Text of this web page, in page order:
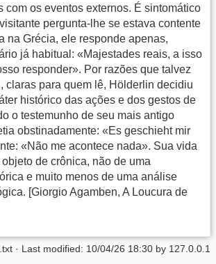
com os eventos externos. É sintomático
pergunta-lhe se estava contente
na Grécia, ele responde apenas,
já habitual: «Majestades reais, a isso
responder». Por razões que talvez
claras para quem lê, Hölderlin decidiu
histórico das ações e dos gestos de
o testemunho de seu mais antigo
obstinadamente: «Es geschieht mir
«Não me acontece nada». Sua vida
de crônica, não de uma
e muito menos de uma análise
[Giorgio Agamben, A Loucura de
· Last modified: 10/04/26 18:30 by 127.0.0.1